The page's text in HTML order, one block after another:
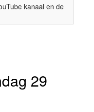
kanaal en de
29